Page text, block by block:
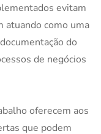
evitam
atuando como uma
do
de negócios
oferecem aos
que podem